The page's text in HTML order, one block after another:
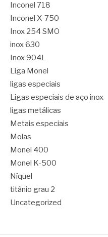
Inconel 718
Inconel X-750
Inox 254 SMO
inox 630
Inox 904L
Liga Monel
ligas especiais
Ligas especiais de aço inox
ligas metálicas
Metais especiais
Molas
Monel 400
Monel K-500
Níquel
titânio grau 2
Uncategorized